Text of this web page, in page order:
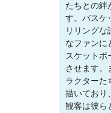
たちとの絆
す。バスケ
リリングな
なファンに
スケットボ
させます。
ラクターた
描いており
観客は彼ら